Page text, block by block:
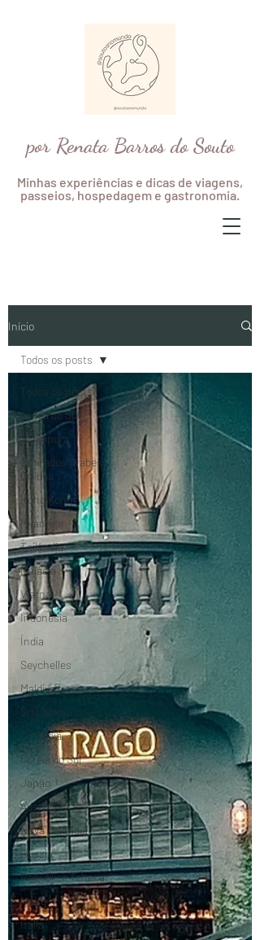
por Renata Barros do Souto
Minhas experiências e dicas de viagens,
passeios, hospedagem e gastronomia.
Início
Todos os posts
África do Sul
Singapura
Emirados Árabes
Unidos
Hong Kong
Myanmar
Tailândia
Malásia
Vietnã
Indonésia
Índia
Seychelles
Maldivas
Sri Lanka
Camboja
Coréia do Sul
Japão
Austrália
Nova Zelândia
Rússia
República Tcheca
Malta
Itália
Todos os posts